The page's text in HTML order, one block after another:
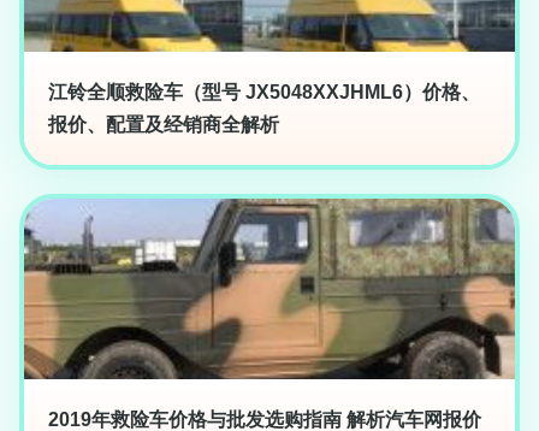
江铃全顺救险车（型号 JX5048XXJHML6）价格、
报价、配置及经销商全解析
2019年救险车价格与批发选购指南 解析汽车网报价